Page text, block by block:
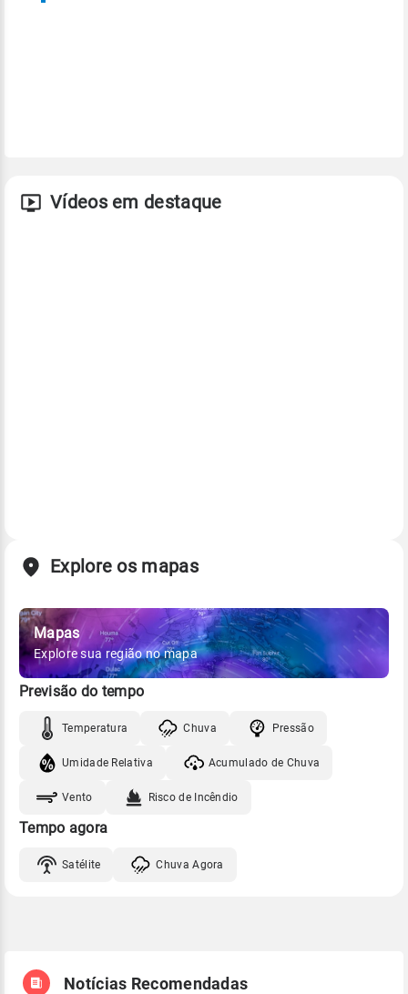
Vídeos em destaque
Explore os mapas
Mapas
Explore sua região no mapa
Previsão do tempo
Temperatura Chuva Pressão
Umidade Relativa Acumulado de Chuva
Vento Risco de Incêndio
Tempo agora
Satélite Chuva Agora
Notícias Recomendadas